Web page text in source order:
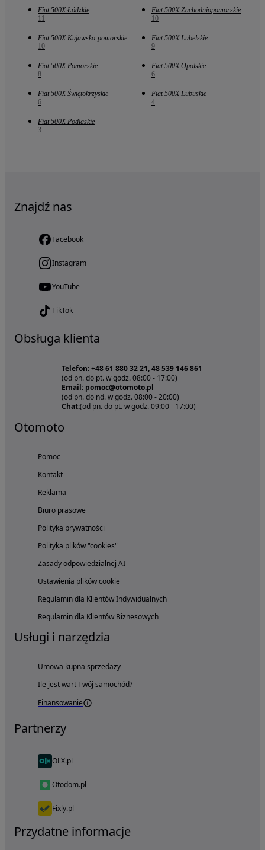
Fiat 500X Łódzkie
11
Fiat 500X Zachodniopomorskie
10
Fiat 500X Kujawsko-pomorskie
10
Fiat 500X Lubelskie
9
Fiat 500X Pomorskie
8
Fiat 500X Opolskie
6
Fiat 500X Świętokrzyskie
6
Fiat 500X Lubuskie
4
Fiat 500X Podlaskie
3
Znajdź nas
Facebook
Instagram
YouTube
TikTok
Obsługa klienta
Telefon: +48 61 880 32 21, 48 539 146 861
(od pn. do pt. w godz. 08:00 - 17:00)
Email: pomoc@otomoto.pl
(od pn. do nd. w godz. 08:00 - 20:00)
Chat:(od pn. do pt. w godz. 09:00 - 17:00)
Otomoto
Pomoc
Kontakt
Reklama
Biuro prasowe
Polityka prywatności
Polityka plików "cookies"
Zasady odpowiedzialnej AI
Ustawienia plików cookie
Regulamin dla Klientów Indywidualnych
Regulamin dla Klientów Biznesowych
Usługi i narzędzia
Umowa kupna sprzedaży
Ile jest wart Twój samochód?
Finansowanie
Partnerzy
OLX.pl
Otodom.pl
Fixly.pl
Przydatne informacje